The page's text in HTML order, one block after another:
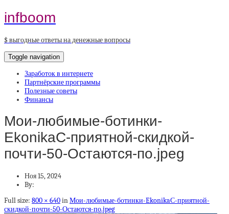
infboom
$ выгодные ответы на денежные вопросы
Toggle navigation
Заработок в интернете
Партнёрские программы
Полезные советы
Финансы
Мои-любимые-ботинки-
EkonikaС-приятной-скидкой-
почти-50-Остаются-по.jpeg
Ноя 15, 2024
By:
Full size: 800 × 640inМои-любимые-ботинки-EkonikaС-приятной-
скидкой-почти-50-Остаются-по.jpeg